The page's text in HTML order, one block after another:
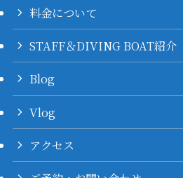
料金について
STAFF＆DIVING BOAT紹介
Blog
Vlog
アクセス